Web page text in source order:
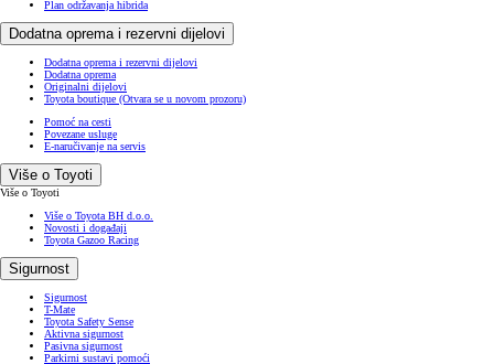
Plan održavanja hibrida
Dodatna oprema i rezervni dijelovi
Dodatna oprema i rezervni dijelovi
Dodatna oprema
Originalni dijelovi
Toyota boutique (Otvara se u novom prozoru)
Pomoć na cesti
Povezane usluge
E-naručivanje na servis
Više o Toyoti
Više o Toyoti
Više o Toyota BH d.o.o.
Novosti i događaji
Toyota Gazoo Racing
Sigurnost
Sigurnost
T-Mate
Toyota Safety Sense
Aktivna sigurnost
Pasivna sigurnost
Parkirni sustavi pomoći